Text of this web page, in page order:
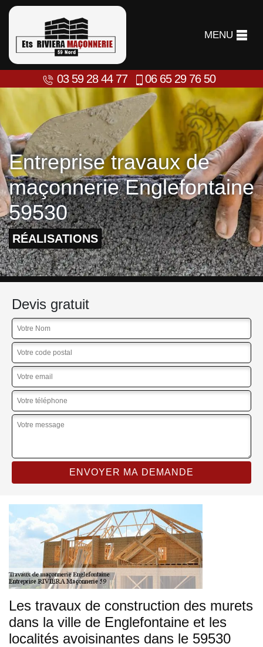
MENU
03 59 28 44 77 06 65 29 76 50
Entreprise travaux de
maçonnerie Englefontaine
59530
RÉALISATIONS
Devis gratuit
Les travaux de construction des murets
dans la ville de Englefontaine et les
localités avoisinantes dans le 59530